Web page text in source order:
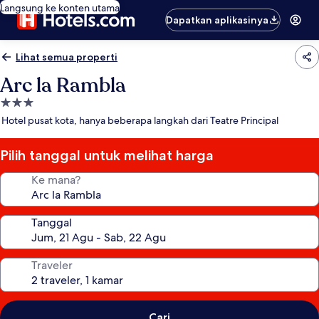
Langsung ke konten utama
Dapatkan aplikasinya
Lihat semua properti
Arc la Rambla
Properti
bintang
Hotel pusat kota, hanya beberapa langkah dari Teatre Principal
Pilih tanggal untuk melihat harga
Ke mana?
Tanggal
Traveler